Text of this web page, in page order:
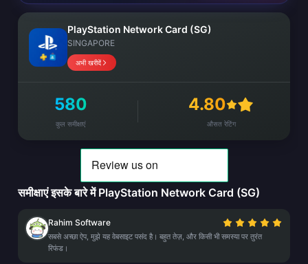
PlayStation Network Card (SG)
SINGAPORE
अभी खरीदें
580
कुल समीक्षाएं
4.80
औसत रेटिंग
समीक्षाएं इसके बारे में PlayStation Network Card (SG)
Rahim Software
सबसे अच्छा ऐप, मुझे यह वेबसाइट पसंद है। बहुत तेज़, और किसी भी समस्या पर तुरंत
रिफंड।